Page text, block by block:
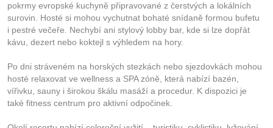
pokrmy evropské kuchyně připravované z čerstvých a lokálních
surovin. Hosté si mohou vychutnat bohaté snídaně formou bufetu
i pestré večeře. Nechybí ani stylový lobby bar, kde si lze dopřát
kávu, dezert nebo koktejl s výhledem na hory.
Po dni stráveném na horských stezkách nebo sjezdovkách mohou
hosté relaxovat ve wellness a SPA zóně, která nabízí bazén,
vířivku, sauny i širokou škálu masáží a procedur. K dispozici je
také fitness centrum pro aktivní odpočinek.